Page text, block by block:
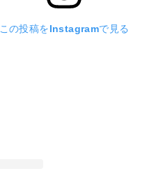
この投稿をInstagramで見る